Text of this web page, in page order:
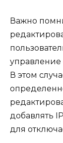
Важно
В этом
добавлять
для